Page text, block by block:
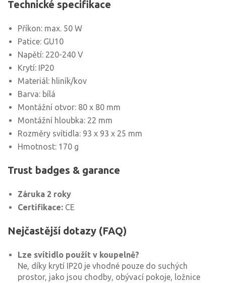
Technické specifikace
Příkon: max. 50 W
Patice: GU10
Napětí: 220-240 V
Krytí: IP20
Materiál: hliník/kov
Barva: bílá
Montážní otvor: 80 x 80 mm
Montážní hloubka: 22 mm
Rozměry svítidla: 93 x 93 x 25 mm
Hmotnost: 170 g
Trust badges & garance
Záruka 2 roky
Certifikace: CE
Nejčastější dotazy (FAQ)
Lze svítidlo použít v koupelně?
Ne, díky krytí IP20 je vhodné pouze do suchých
prostor, jako jsou chodby, obývací pokoje, ložnice